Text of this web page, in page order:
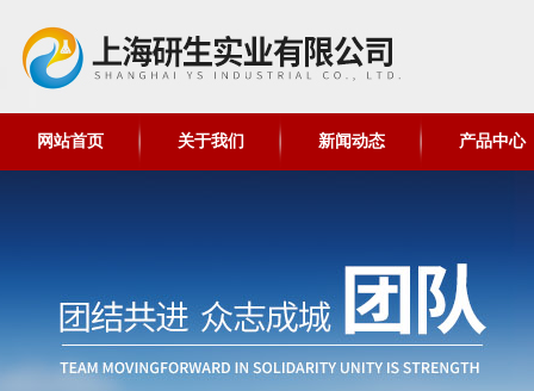
网站首页 关于我们 新闻动态 产品中心